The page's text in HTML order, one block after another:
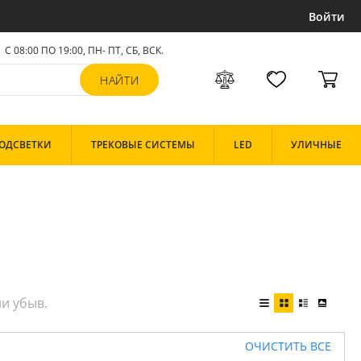
Войти
С 08:00 ПО 19:00, ПН- ПТ,СБ, ВСК.
ТРЕКОВЫЕ СИСТЕМЫ LED УЛИЧНЫЕ
ОЧИСТИТЬ ВСЕ